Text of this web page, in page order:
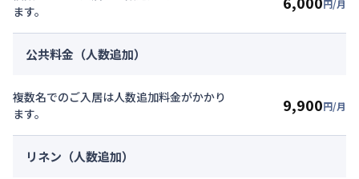
ます。
円/月
公共料金（人数追加）
複数名でのご入居は人数追加料金がかかり
ます。
9,900円/月
リネン（人数追加）